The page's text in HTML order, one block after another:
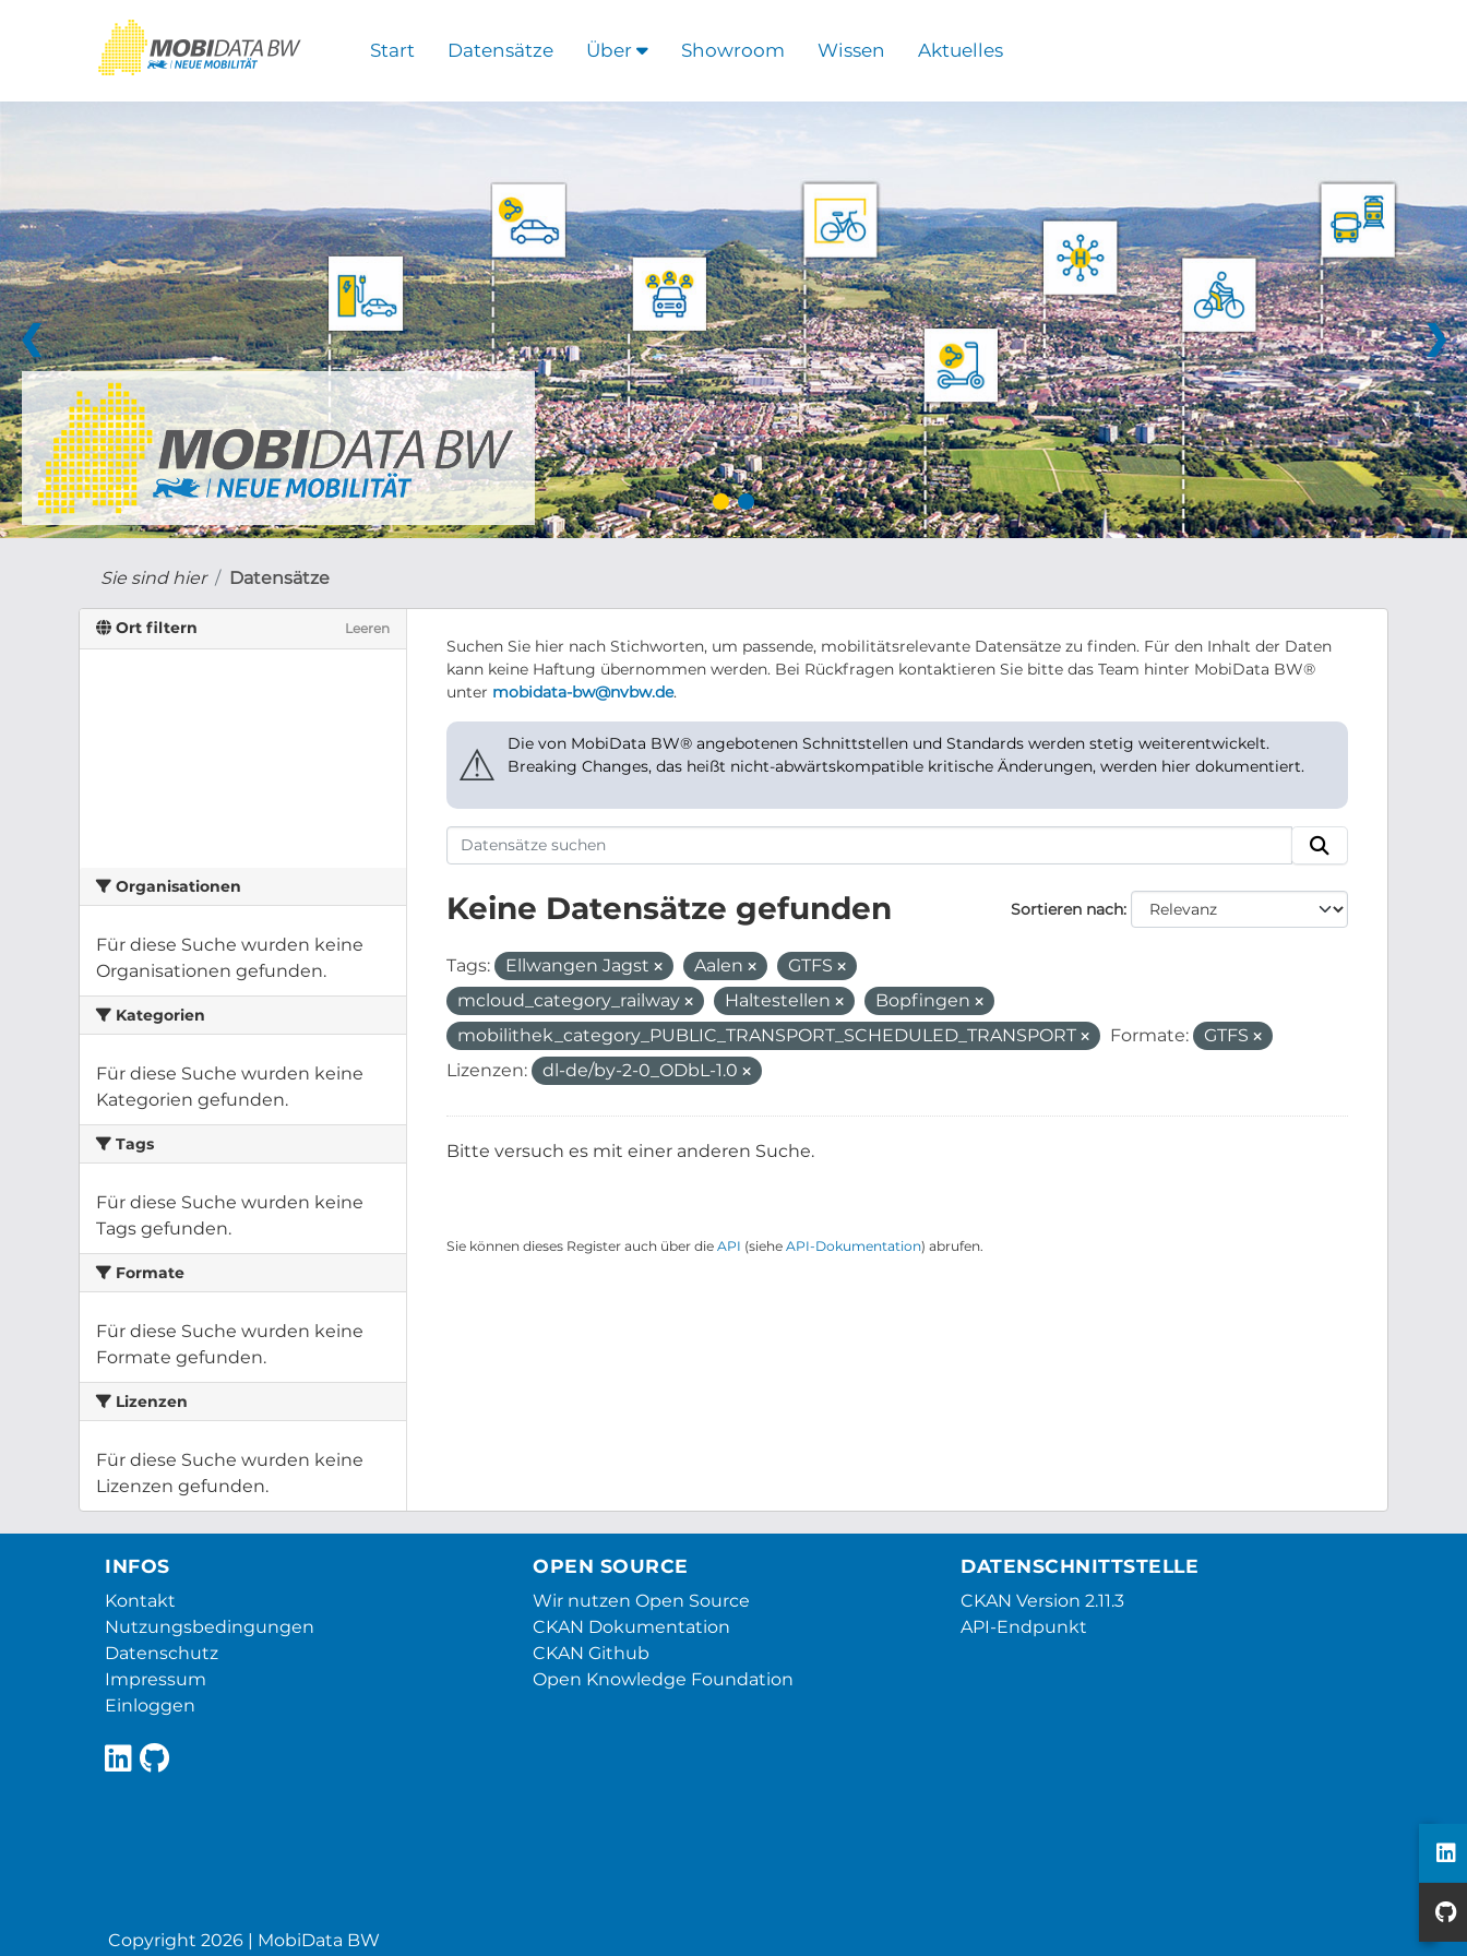
Start Datensätze Über Showroom Wissen Aktuelles
❮ ❯
Sie sind hier Datensätze
Ort filtern Leeren
Organisationen
Für diese Suche wurden keine
Organisationen gefunden.
Kategorien
Für diese Suche wurden keine
Kategorien gefunden.
Tags
Für diese Suche wurden keine
Tags gefunden.
Formate
Für diese Suche wurden keine
Formate gefunden.
Lizenzen
Für diese Suche wurden keine
Lizenzen gefunden.
Suchen Sie hier nach Stichworten, um passende, mobilitätsrelevante Datensätze zu finden. Für den Inhalt der Daten
kann keine Haftung übernommen werden. Bei Rückfragen kontaktieren Sie bitte das Team hinter MobiData BW®
unter mobidata-bw@nvbw.de.
⚠
Die von MobiData BW® angebotenen Schnittstellen und Standards werden stetig weiterentwickelt.
Breaking Changes, das heißt nicht-abwärtskompatible kritische Änderungen, werden hier dokumentiert.
Sortieren nach
Keine Datensätze gefunden
Tags: Ellwangen Jagst Aalen
GTFS
mcloud_category_railway
Haltestellen
Bopfingen
mobilithek_category_PUBLIC_TRANSPORT_SCHEDULED_TRANSPORT
Formate:
GTFS
Lizenzen:
dl-de/by-2-0_ODbL-1.0
Bitte versuch es mit einer anderen Suche.
Sie können dieses Register auch über die API (siehe API-Dokumentation) abrufen.
INFOS
Kontakt
Nutzungsbedingungen
Datenschutz
Impressum
Einloggen
OPEN SOURCE
Wir nutzen Open Source
CKAN Dokumentation
CKAN Github
Open Knowledge Foundation
DATENSCHNITTSTELLE
CKAN Version 2.11.3
API-Endpunkt
Copyright 2026 | MobiData BW